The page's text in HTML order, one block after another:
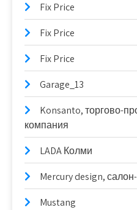
Fix Price
Fix Price
Fix Price
Garage_13
Konsanto, торгово-
компания
LADA Колми
Mercury design,
Mustang